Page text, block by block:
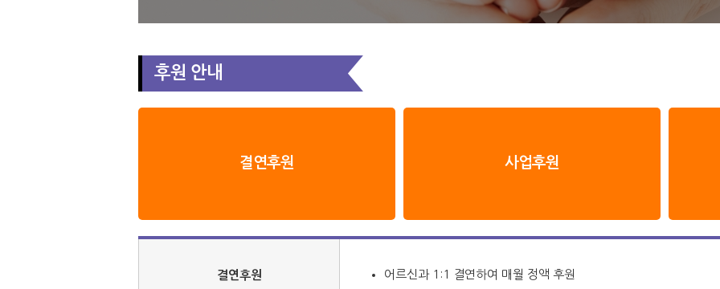
후원 안내
결연후원 사업후원
결연후원 어르신과 1:1 결연하여 매월 정액 후원